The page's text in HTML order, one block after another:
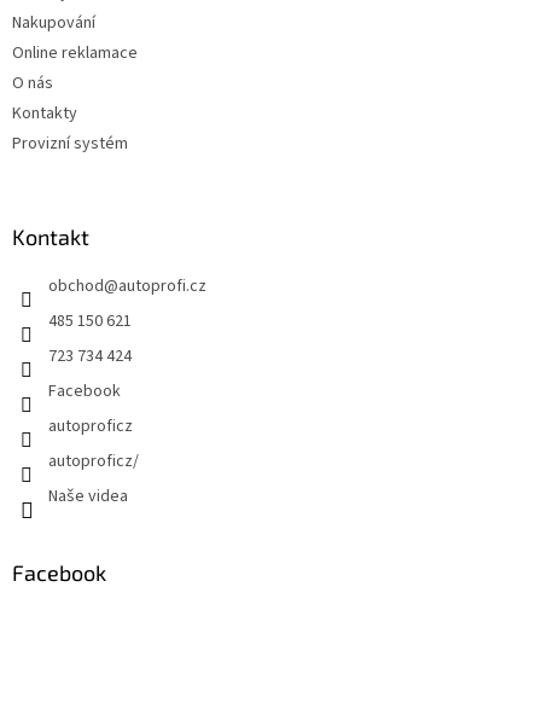
Nakupování
Online reklamace
O nás
Kontakty
Provizní systém
Kontakt
obchod@autoprofi.cz
485 150 621
723 734 424
Facebook
autoproficz
autoproficz/
Naše videa
Facebook